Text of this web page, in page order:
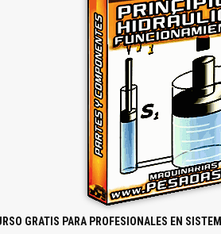
GRATIS PARA PROFESIONALES EN